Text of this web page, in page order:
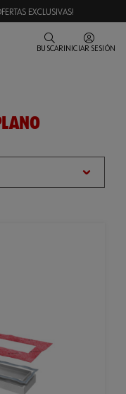
EXCLUSIVAS!
BUSCAR INICIAR SESIÓN